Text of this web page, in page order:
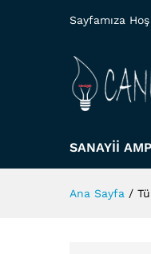
Sayfamıza
SANAYII
Ana Sayfa /